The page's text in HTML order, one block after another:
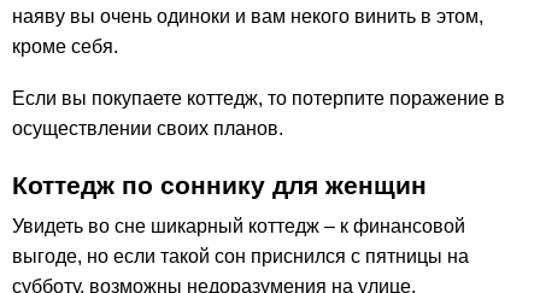
наяву вы очень одиноки и вам некого винить в этом,
кроме себя.
Если вы покупаете коттедж, то потерпите поражение в
осуществлении своих планов.
Коттедж по соннику для женщин
Увидеть во сне шикарный коттедж – к финансовой
выгоде, но если такой сон приснился с пятницы на
субботу, возможны недоразумения на улице.